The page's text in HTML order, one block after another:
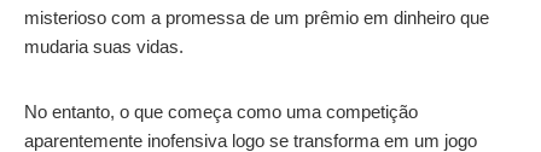
misterioso com a promessa de um prêmio em dinheiro que
mudaria suas vidas.
No entanto, o que começa como uma competição
aparentemente inofensiva logo se transforma em um jogo